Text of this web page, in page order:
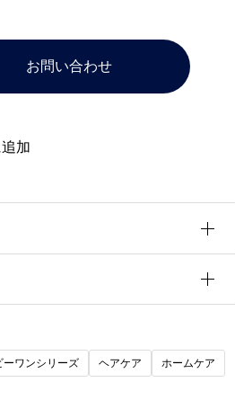
お問い合わせ
加
水をベースに、光触媒トリニ
ンです
ーザーのみレビューを残すこ
ーワンシリーズ ヘアケア ホームケア